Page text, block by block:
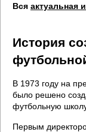
Вся актуальная
История
В 1973 году на
было решено
футбольную
Первым